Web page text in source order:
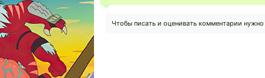
Чтобы писать и оценивать комментарии нужно